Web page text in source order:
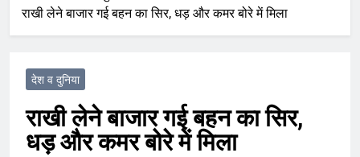
राखी लेने बाजार गई बहन का सिर, धड़ और कमर बोरे में मिला
देश व दुनिया
राखी लेने बाजार गई बहन का सिर,
धड़ और कमर बोरे में मिला